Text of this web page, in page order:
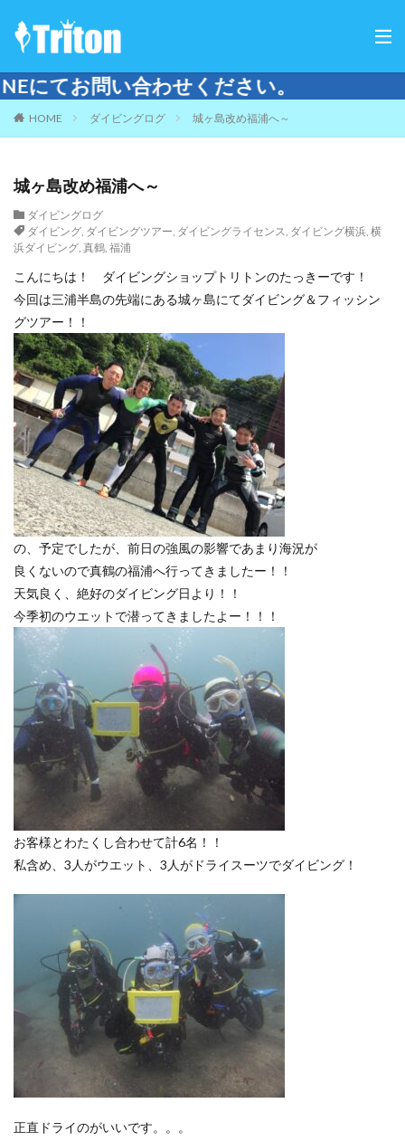
せください。
HOME ダイビングログ 城ヶ島改め福浦へ～
城ヶ島改め福浦へ～
ダイビングログ
ダイビング, ダイビングツアー, ダイビングライセンス, ダイビング横浜, 横
浜ダイビング, 真鶴, 福浦
こんにちは！ ダイビングショップトリトンのたっきーです！
今回は三浦半島の先端にある城ヶ島にてダイビング＆フィッシン
グツアー！！
の、予定でしたが、前日の強風の影響であまり海況が
良くないので真鶴の福浦へ行ってきましたー！！
天気良く、絶好のダイビング日より！！
今季初のウエットで潜ってきましたよー！！！
お客様とわたくし合わせて計6名！！
私含め、3人がウエット、3人がドライスーツでダイビング！
正直ドライのがいいです。。。